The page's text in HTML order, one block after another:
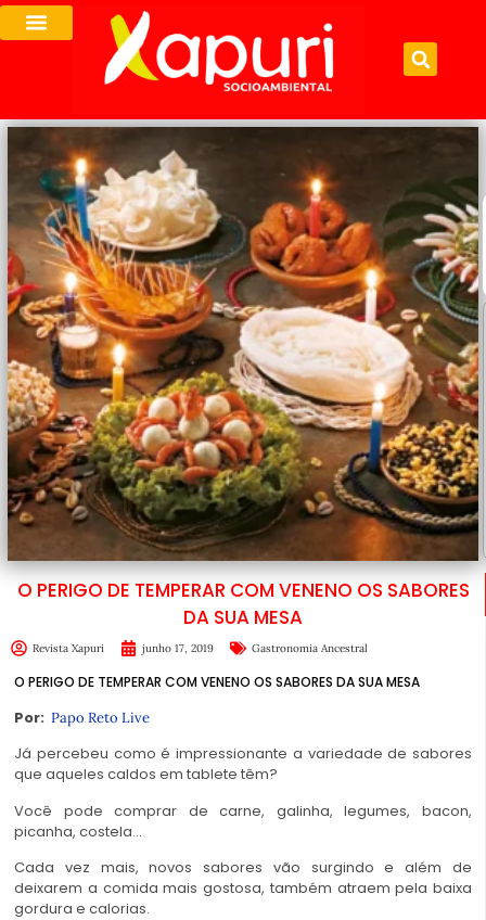
O PERIGO DE TEMPERAR COM VENENO OS SABORES
DA SUA MESA
Revista Xapuri junho 17, 2019 Gastronomia Ancestral
O PERIGO DE TEMPERAR COM VENENO OS SABORES DA SUA MESA
Por: Papo Reto Live
Já percebeu como é impressionante a variedade de sabores
que aqueles caldos em tablete têm?
Você pode comprar de carne, galinha, legumes, bacon,
picanha, costela…
Cada vez mais, novos sabores vão surgindo e além de
deixarem a comida mais gostosa, também atraem pela baixa
gordura e calorias.